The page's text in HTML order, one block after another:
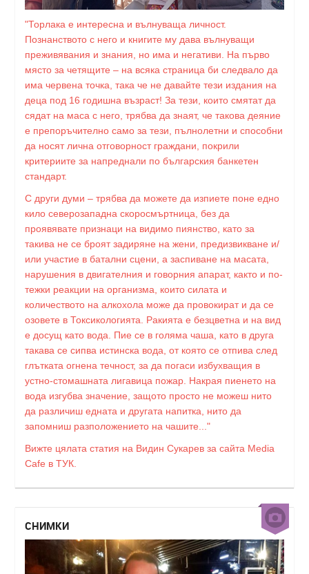
"Торлака е интересна и вълнуваща личност.
Познанството с него и книгите му дава вълнуващи
преживявания и знания, но има и негативи. На първо
място за четящите – на всяка страница би следвало да
има червена точка, така че не давайте тези издания на
деца под 16 годишна възраст! За тези, които смятат да
сядат на маса с него, трябва да знаят, че такова деяние
е препоръчително само за тези, пълнолетни и способни
да носят лична отговорност граждани, покрили
критериите за напреднали по българския банкетен
стандарт.
С други думи – трябва да можете да изпиете поне едно
кило северозападна скоросмъртница, без да
проявявате признаци на видимо пиянство, като за
такива не се броят задиряне на жени, предизвикване и/
или участие в батални сцени, а заспиване на масата,
нарушения в двигателния и говорния апарат, както и по-
тежки реакции на организма, които силата и
количеството на алкохола може да провокират и да се
озовете в Токсикологията. Ракията е безцветна и на вид
е досущ като вода. Пие се в голяма чаша, като в друга
такава се сипва истинска вода, от която се отпива след
глътката огнена течност, за да погаси избухващия в
устно-стомашната лигавица пожар. Накрая пиенето на
вода изгубва значение, защото просто не можеш нито
да различиш едната и другата напитка, нито да
запомниш разположението на чашите..."
Вижте цялата статия на Видин Сукарев за сайта Media
Cafe в ТУК.
СНИМКИ